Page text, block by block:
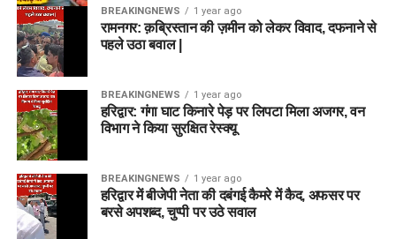
BREAKINGNEWS 1 year ago
रामनगर: क़ब्रिस्तान की ज़मीन को लेकर विवाद, दफनाने से
पहले उठा बवाल |
BREAKINGNEWS 1 year ago
हरिद्वार: गंगा घाट किनारे पेड़ पर लिपटा मिला अजगर, वन
विभाग ने किया सुरक्षित रेस्क्यू
BREAKINGNEWS 1 year ago
हरिद्वार में बीजेपी नेता की दबंगई कैमरे में कैद, अफसर पर
बरसे अपशब्द, चुप्पी पर उठे सवाल